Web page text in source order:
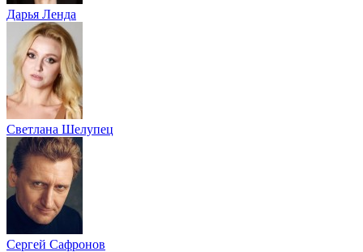
Дарья Ленда
Светлана Шелупец
Сергей Сафронов